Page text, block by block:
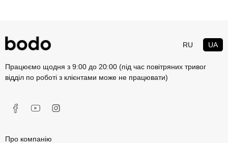
RU UA
Працюємо щодня з 9:00 до 20:00 (під час повітряних тривог
відділ по роботі з клієнтами може не працювати)
Про компанію